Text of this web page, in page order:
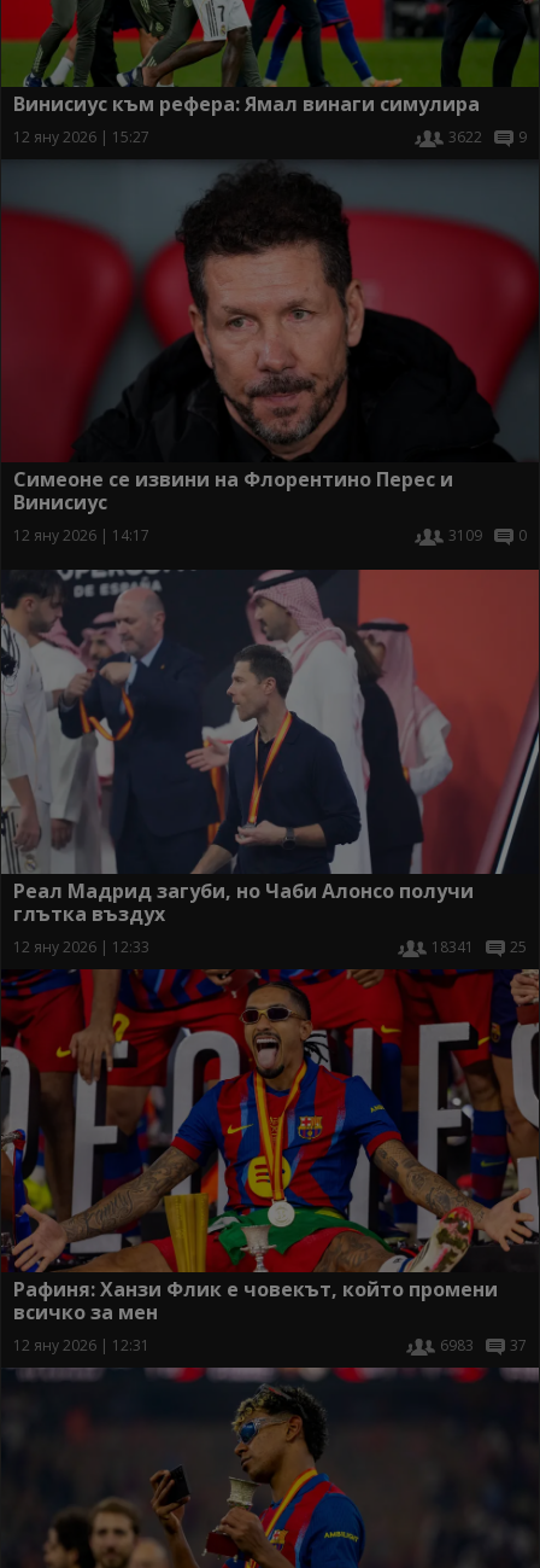
Винисиус към рефера: Ямал винаги симулира
12 яну 2026 | 15:27 3622 9
Симеоне се извини на Флорентино Перес и
Винисиус
12 яну 2026 | 14:17 3109 0
Реал Мадрид загуби, но Чаби Алонсо получи
глътка въздух
12 яну 2026 | 12:33 18341 25
Рафиня: Ханзи Флик е човекът, който промени
всичко за мен
12 яну 2026 | 12:31 6983 37